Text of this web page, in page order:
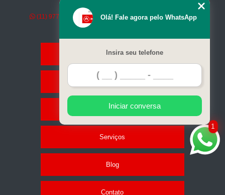
(11) 97798-7561 comercial@emersonpowergen.com.br
Home
Empresa
Geradores
Serviços
Blog
Contato
1
Olá! Fale agora pelo WhatsApp
Insira seu telefone
Iniciar conversa